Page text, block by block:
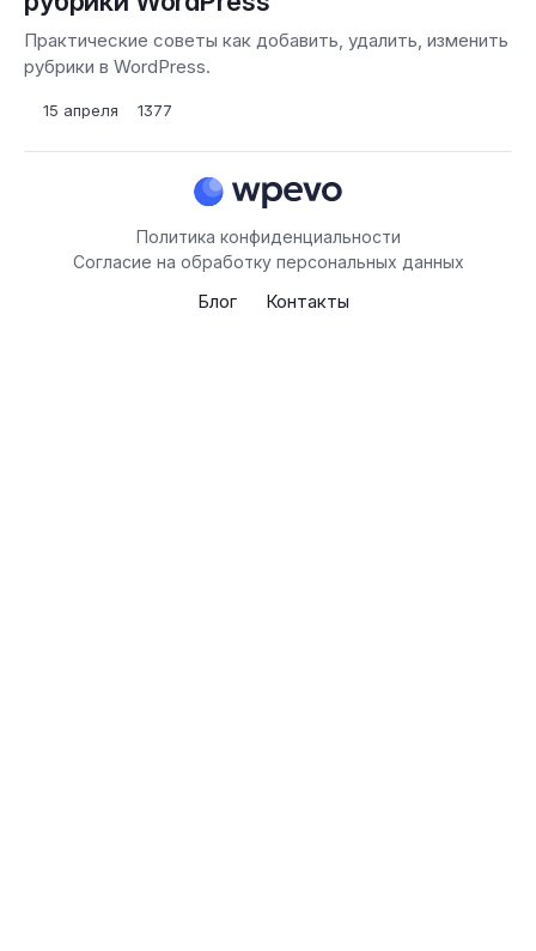
Практические советы как добавить, удалить, изменить
рубрики в WordPress.
15 апреля 1377
Политика конфиденциальности
Согласие на обработку персональных данных
Блог Контакты